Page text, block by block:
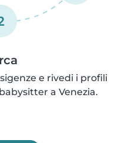
e rivedi i profili
a Venezia.